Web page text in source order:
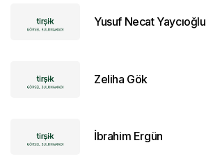
Yusuf Necat Yaycıoğlu
Zeliha Gök
İbrahim Ergün